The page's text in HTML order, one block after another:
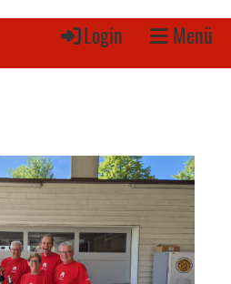
Login Menü